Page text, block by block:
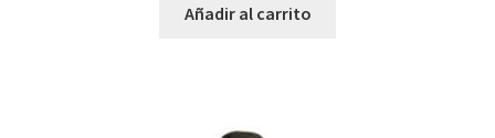
Añadir al carrito